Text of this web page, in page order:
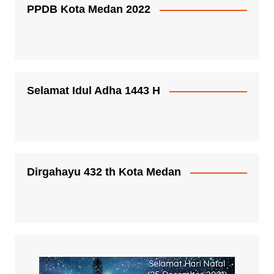
PPDB Kota Medan 2022
Selamat Idul Adha 1443 H
Dirgahayu 432 th Kota Medan